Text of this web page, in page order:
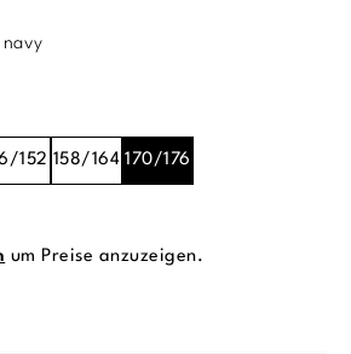
navy
152 158/164 170/176
um Preise anzuzeigen.